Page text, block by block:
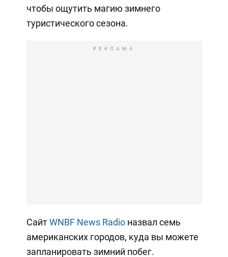
чтобы ощутить магию зимнего
туристического сезона.
РЕКЛАМА
СайтWNBF News Radioназвал семь
американских городов, куда вы можете
запланировать зимний побег.